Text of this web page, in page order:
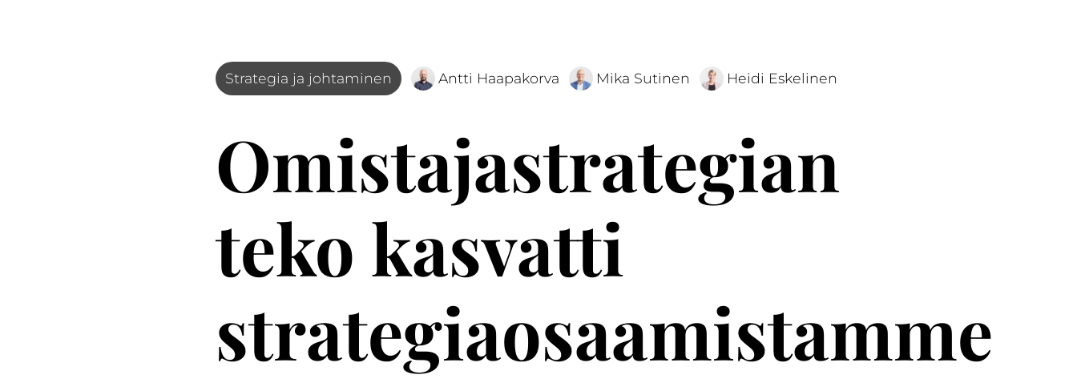
Strategia ja johtaminen Antti Haapakorva Mika Sutinen Heidi Eskelinen
Omistajastrategian
teko kasvatti
strategiaosaamistamme